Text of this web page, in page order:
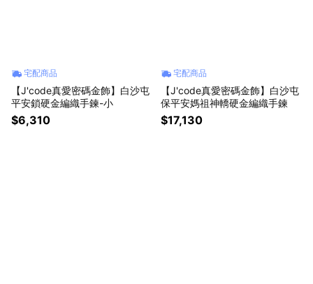
宅配商品
【J'code真愛密碼金飾】白沙屯
平安鎖硬金編織手鍊-小
$6,310
宅配商品
【J'code真愛密碼金飾】白沙屯
保平安媽祖神轎硬金編織手鍊
$17,130